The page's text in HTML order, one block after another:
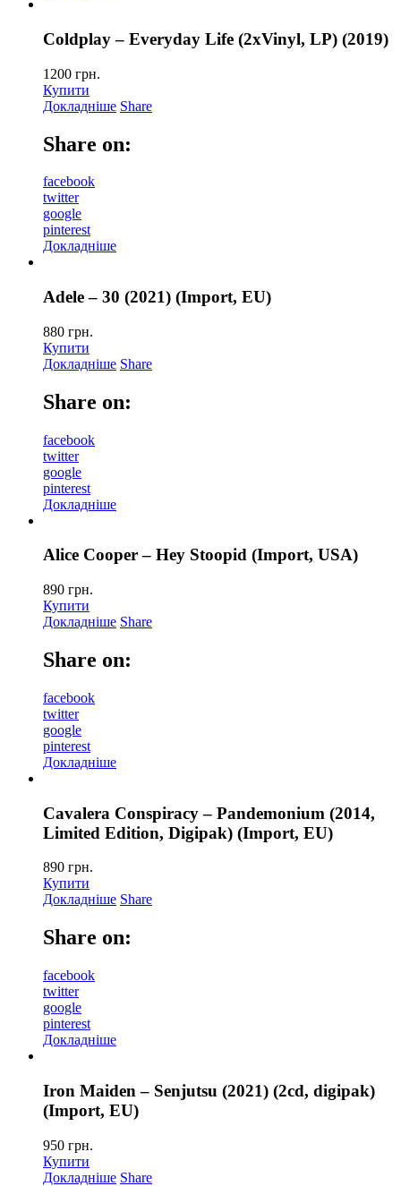
Coldplay – Everyday Life (2xVinyl, LP) (2019)
1200 грн.
Купити
Докладніше Share
Share on:
facebook
twitter
google
pinterest
Докладніше
Adele – 30 (2021) (Import, EU)
880 грн.
Купити
Докладніше Share
Share on:
facebook
twitter
google
pinterest
Докладніше
Alice Cooper – Hey Stoopid (Import, USA)
890 грн.
Купити
Докладніше Share
Share on:
facebook
twitter
google
pinterest
Докладніше
Cavalera Conspiracy – Pandemonium (2014,
Limited Edition, Digipak) (Import, EU)
890 грн.
Купити
Докладніше Share
Share on:
facebook
twitter
google
pinterest
Докладніше
Iron Maiden – Senjutsu (2021) (2cd, digipak)
(Import, EU)
950 грн.
Купити
Докладніше Share